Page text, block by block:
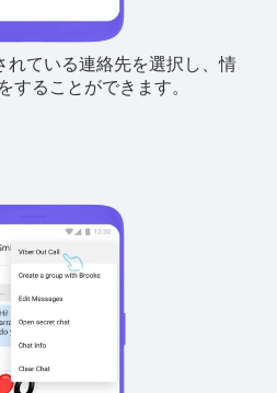
れている連絡先を選択し、情
することができます。